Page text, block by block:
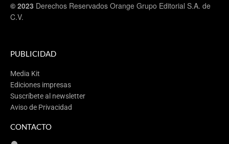
© 2023 Derechos Reservados Orange Grupo Editorial S.A. de
C.V.
PUBLICIDAD
Media Kit
Ediciones impresas
Suscríbete al newsletter
Aviso de Privacidad
CONTACTO